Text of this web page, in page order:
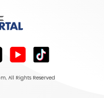
, All Rights Reserved